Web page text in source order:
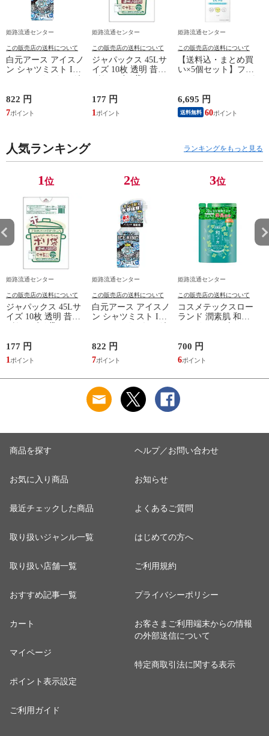
姫路流通センター
この販売店の送料について
白元アース アイスノ
ン シャツミスト ICE
822 円
7
姫路流通センター
この販売店の送料について
ジャパックス 45Lサ
イズ 10枚 透明 昔な
( 4521684750433 )
177 円
1
姫路流通センター
この販売店の送料について
【送料込・まとめ買
い×5個セット】ファ
1500g 詰替用 洗濯用
洗剤
6,695 円
送料無料 60
人気ランキング ランキングをもっと見る
1位
姫路流通センター
この販売店の送料について
ジャパックス 45Lサ
イズ 10枚 透明 昔な
( 4521684750433 )
177 円
1
2位
姫路流通センター
この販売店の送料について
白元アース アイスノ
ン シャツミスト ICE
822 円
7
3位
姫路流通センター
この販売店の送料について
コスメテックスロー
ランド 潤素肌 和ハ
かえ用 380mL
700 円
6
商品を探す
お気に入り商品
最近チェックした商品
取り扱いジャンル一覧
取り扱い店舗一覧
おすすめ記事一覧
カート
マイページ
ポイント表示設定
ご利用ガイド
ヘルプ／お問い合わせ
お知らせ
よくあるご質問
はじめての方へ
ご利用規約
プライバシーポリシー
お客さまご利用端末からの情報
の外部送信について
特定商取引法に関する表示